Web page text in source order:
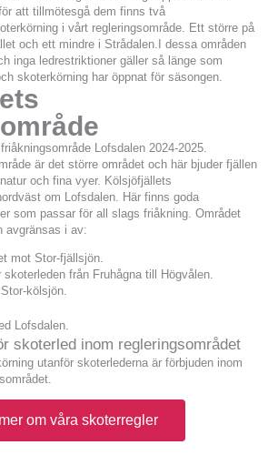
att tillmötesgå dem finns två
i vårt regleringsområde. Ett större på
och ett mindre i Strådalen.I dessa områden
inga ledrestriktioner gäller så länge som
skoterkörning har öppnat för säsongen.
är det större området och här bjuder fjällen
och fina vyer. Kölsjöfjällets
om Lofsdalen. Här finns goda
som passar för all slags friåkning. Området
avgränsas i av:
mot Stor-fjällsjön.
skoterleden från Fruhågna till Högvålen.
kölsjön.
skoterled inom regleringsområdet
utanför skoterlederna är förbjuden inom
om våra skoterregler